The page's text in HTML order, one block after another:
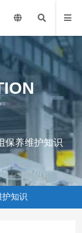
保养维护知识
知识